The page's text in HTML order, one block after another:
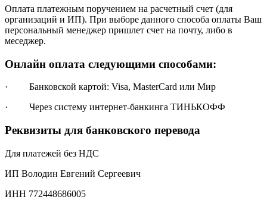
Оплата платежным поручением на расчетный счет (для
организаций и ИП). При выборе данного способа оплаты Ваш
персональный менеджер пришлет счет на почту, либо в
меседжер.
Онлайн оплата следующими способами:
· Банковской картой: Visa, MasterCard или Мир
· Через систему интернет-банкинга ТИНЬКОФФ
Реквизиты для банковского перевода
Для платежей без НДС
ИП Володин Евгений Сергеевич
ИНН 772448686005